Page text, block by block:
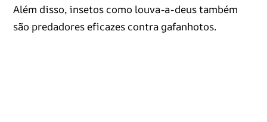
Além disso, insetos como louva-a-deus também
são predadores eficazes contra gafanhotos.